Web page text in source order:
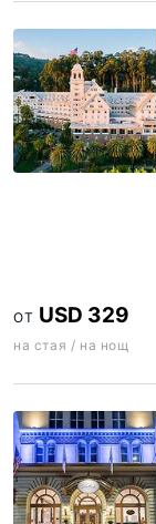
ОТ USD 329
на стая / на нощ